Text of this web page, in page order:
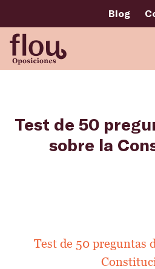
Blog
Test de 50
sobre la
Test de 50 preguntas